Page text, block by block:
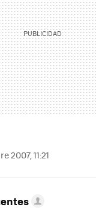
2007, 11:21